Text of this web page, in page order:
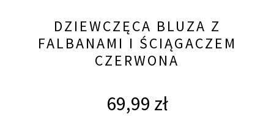
DZIEWCZĘCA BLUZA Z
FALBANAMI I ŚCIĄGACZEM
CZERWONA
69,99 zł